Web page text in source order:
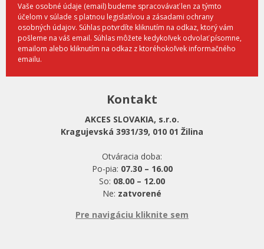
Vaše osobné údaje (email) budeme spracovávať len za týmto
účelom v súlade s platnou legislatívou a zásadami ochrany
osobných údajov. Súhlas potvrdíte kliknutím na odkaz, ktorý vám
pošleme na váš email. Súhlas môžete kedykoľvek odvolať písomne,
emailom alebo kliknutím na odkaz z ktoréhokoľvek informačného
emailu.
Kontakt
AKCES SLOVAKIA, s.r.o.
Kragujevská 3931/39, 010 01 Žilina
Otváracia doba:
Po-pia: 07.30 – 16.00
So: 08.00 – 12.00
Ne: zatvorené
Pre navigáciu kliknite sem